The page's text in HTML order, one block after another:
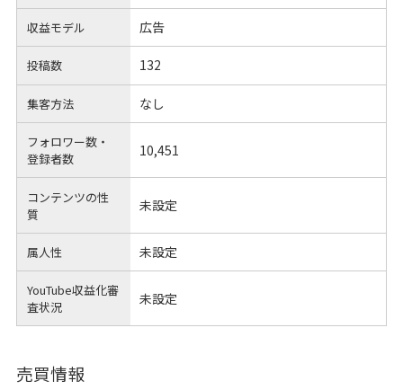
収益モデル 広告
投稿数 132
集客方法 なし
フォロワー数・
登録者数
10,451
コンテンツの性
質
未設定
属人性 未設定
YouTube収益化審
査状況
未設定
売買情報